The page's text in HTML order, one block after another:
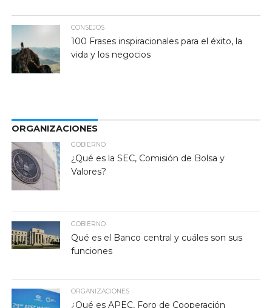
CONSEJOS
100 Frases inspiracionales para el éxito, la
vida y los negocios
ORGANIZACIONES
GOBIERNO
¿Qué es la SEC, Comisión de Bolsa y
Valores?
GOBIERNO
Qué es el Banco central y cuáles son sus
funciones
ORGANIZACIONES
¿Qué es APEC, Foro de Cooperación